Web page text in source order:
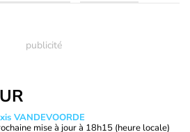
VANDEVOORDE
mise à jour à 18h15 (heure locale)